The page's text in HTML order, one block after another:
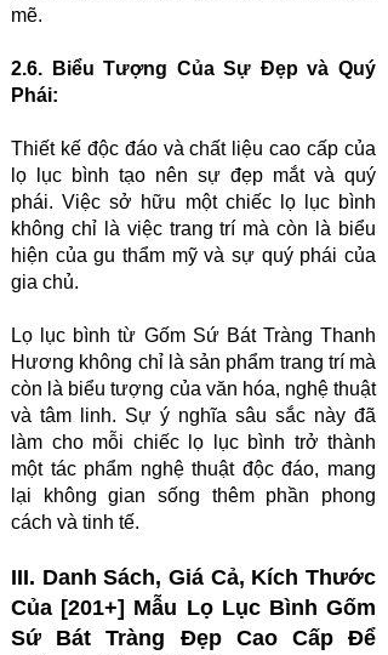
mẽ.
2.6. Biểu Tượng Của Sự Đẹp và Quý
Phái:
Thiết kế độc đáo và chất liệu cao cấp của
lọ lục bình tạo nên sự đẹp mắt và quý
phái. Việc sở hữu một chiếc lọ lục bình
không chỉ là việc trang trí mà còn là biểu
hiện của gu thẩm mỹ và sự quý phái của
gia chủ.
Lọ lục bình từ Gốm Sứ Bát Tràng Thanh
Hương không chỉ là sản phẩm trang trí mà
còn là biểu tượng của văn hóa, nghệ thuật
và tâm linh. Sự ý nghĩa sâu sắc này đã
làm cho mỗi chiếc lọ lục bình trở thành
một tác phẩm nghệ thuật độc đáo, mang
lại không gian sống thêm phần phong
cách và tinh tế.
III. Danh Sách, Giá Cả, Kích Thước
Của [201+] Mẫu Lọ Lục Bình Gốm
Sứ Bát Tràng Đẹp Cao Cấp Để